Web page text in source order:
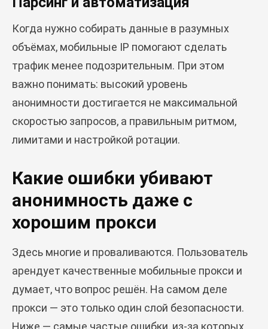
Когда нужно собирать данные в разумных
объёмах, мобильные IP помогают сделать
трафик менее подозрительным. При этом
важно понимать: высокий уровень
анонимности достигается не максимальной
скоростью запросов, а правильным ритмом,
лимитами и настройкой ротации.
Какие ошибки убивают
анонимность даже с
хорошим прокси
Здесь многие и проваливаются. Пользователь
арендует качественные мобильные прокси и
думает, что вопрос решён. На самом деле
прокси — это только один слой безопасности.
Ниже — самые частые ошибки, из-за которых